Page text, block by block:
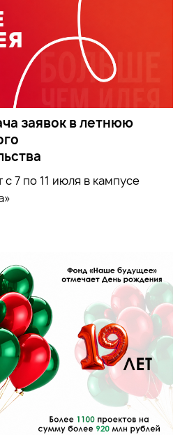
заявок в летнюю
7 по 11 июля в кампусе